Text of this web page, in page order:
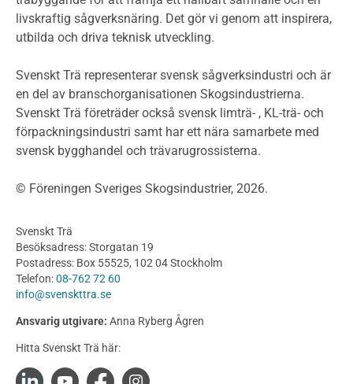
Planering
Klimatkalkylator hallar
Projektering av trähus - generellt
Byggsystem
Fasadsystem i skivmaterial
Bullerskärmar och andra utomhuskonstruktioner
Byggnation och utförande
Utförande
Produkter
Konstruktionsvirke
Konstruktionsvirke Behandlat
Konstruktionsvirke Fingerskarvat
Konstruktionsvirke Fingerskarvat Obehandlat
livskraftig sågverksnäring. Det gör vi genom att inspirera,
utbilda och driva teknisk utveckling.
Svenskt Trä representerar svensk sågverksindustri och är
en del av branschorganisationen Skogsindustrierna.
Svenskt Trä företräder också svensk limträ- , KL-trä- och
förpackningsindustri samt har ett nära samarbete med
svensk bygghandel och trävarugrossisterna.
© Föreningen Sveriges Skogsindustrier, 2026.
Svenskt Trä
Besöksadress: Storgatan 19
Postadress: Box 55525, 102 04 Stockholm
Telefon:08-762 72 60
info@svenskttra.se
Ansvarig utgivare: Anna Ryberg Ågren
Hitta Svenskt Trä här: